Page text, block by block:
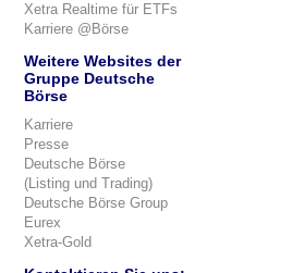
Xetra Realtime für ETFs
Karriere @Börse
Weitere Websites der
Gruppe Deutsche
Börse
Karriere
Presse
Deutsche Börse
(Listing und Trading)
Deutsche Börse Group
Eurex
Xetra-Gold